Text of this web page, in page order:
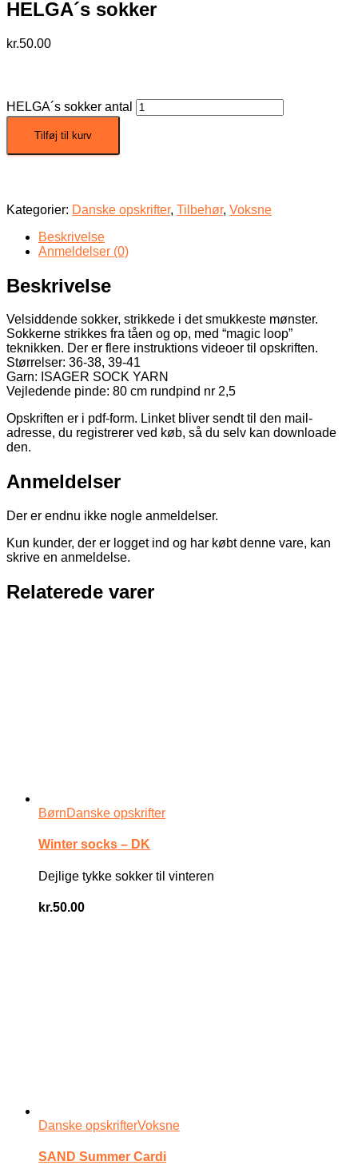
HELGA´s sokker
kr.50.00
HELGA´s sokker antal
Tilføj til kurv
Kategorier: Danske opskrifter, Tilbehør, Voksne
Beskrivelse
Anmeldelser (0)
Beskrivelse
Velsiddende sokker, strikkede i det smukkeste mønster.
Sokkerne strikkes fra tåen og op, med “magic loop”
teknikken. Der er flere instruktions videoer til opskriften.
Størrelser: 36-38, 39-41
Garn: ISAGER SOCK YARN
Vejledende pinde: 80 cm rundpind nr 2,5
Opskriften er i pdf-form. Linket bliver sendt til den mail-
adresse, du registrerer ved køb, så du selv kan downloade
den.
Anmeldelser
Der er endnu ikke nogle anmeldelser.
Kun kunder, der er logget ind og har købt denne vare, kan
skrive en anmeldelse.
Relaterede varer
BørnDanske opskrifter
Winter socks – DK
Dejlige tykke sokker til vinteren
kr.50.00
Danske opskrifterVoksne
SAND Summer Cardi